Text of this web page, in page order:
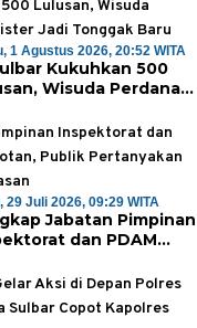
1 Agustus 2026, 20:52 WITA
Kukuhkan 500
Wisuda Perdana
Baru
29 Juli 2026, 09:29 WITA
Jabatan Pimpinan
dan PDAM
Pertanyakan
Pengawasan